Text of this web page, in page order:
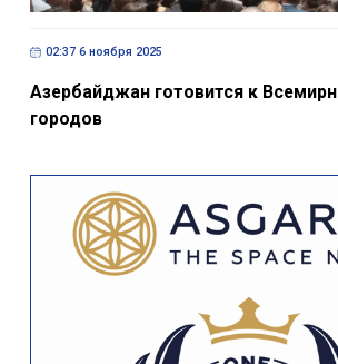
02:37 6 ноября 2025
Азербайджан готовится к
городов